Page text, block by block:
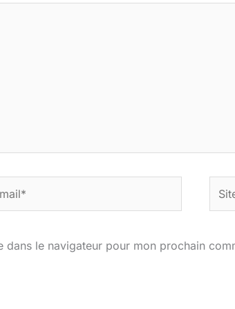
le navigateur pour mon prochain